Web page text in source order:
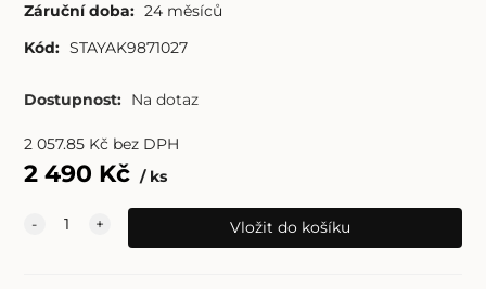
Záruční doba: 24 měsíců
Kód: STAYAK9871027
Dostupnost: Na dotaz
2 057.85Kč bez DPH
2 490 Kč ks